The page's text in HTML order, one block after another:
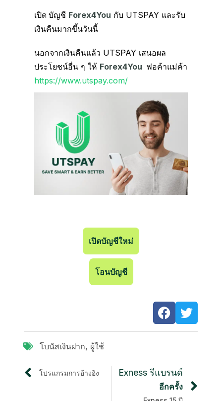
เปิด บัญชี Forex4You กับ UTSPAY และรับ
เงินคืนมากขึ้นวันนี้
นอกจากเงินคืนแล้ว UTSPAY เสนอผล
ประโยชน์อื่น ๆ ให้ Forex4You พ่อค้าแม่ค้า
https://www.utspay.com/
เปิดบัญชีใหม่
โอนบัญชี
โบนัสเงินฝาก, ผู้ใช้
โปรแกรมการอ้างอิง Exness รีแบรนด์
อีกครั้ง